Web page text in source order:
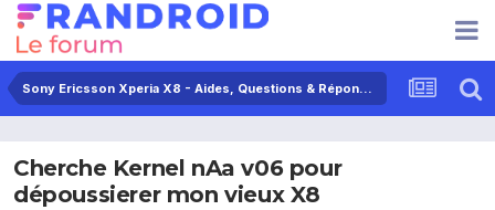
Sony Ericsson Xperia X8 - Aides, Questions & Réponses
Cherche Kernel nAa v06 pour
dépoussierer mon vieux X8